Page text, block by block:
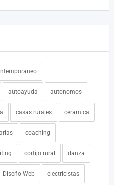
autoayuda autonomos
casas rurales ceramica
coaching
cortijo rural danza
Diseño Web electricistas